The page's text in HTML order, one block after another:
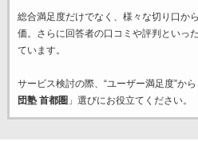
総合満足度だけでなく、様々な切り口か
価。さらに回答者の口コミや評判といっ
ています。
サービス検討の際、“ユーザー満足度”か
団塾 首都圏 」選びにお役立てください。